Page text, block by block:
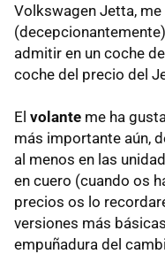
Volkswagen Jetta,
admitir en un coche
coche del precio del
El volante me ha
más importante aún,
al menos en las
en cuero (cuando os
precios os lo
versiones más
empuñadura del